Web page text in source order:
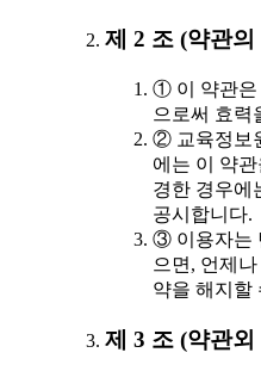
제 2 조 (약관
① 이 약관은
으로써 효력
② 교육정보
에는 이 약
경한 경우에
공시합니다.
③ 이용자는
으면, 언제
약을 해지할
제 3 조 (약관외